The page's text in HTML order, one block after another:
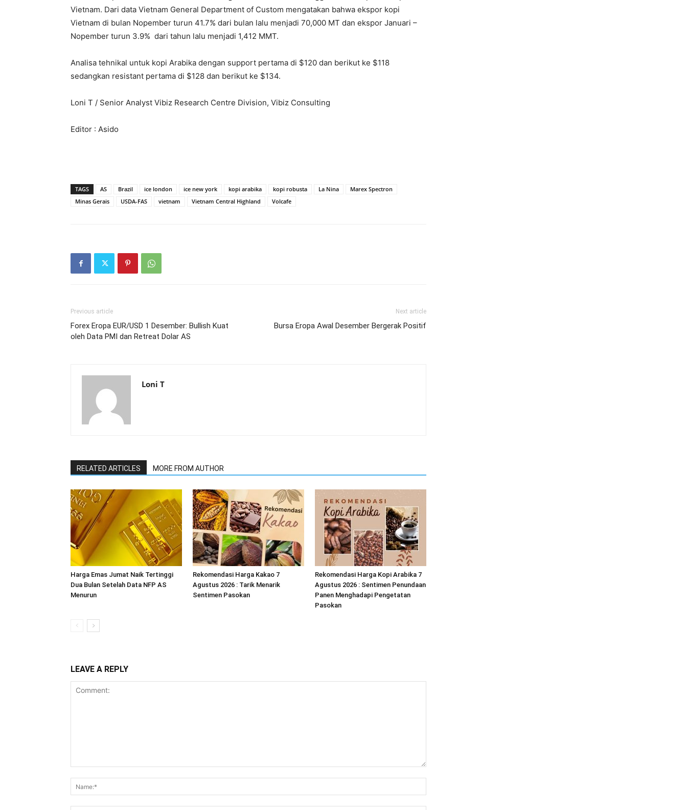
Vietnam. Dari data Vietnam General Department of Custom mengatakan bahwa ekspor kopi
Vietnam di bulan Nopember turun 41.7% dari bulan lalu menjadi 70,000 MT dan ekspor Januari –
Nopember turun 3.9% dari tahun lalu menjadi 1,412 MMT.
Analisa tehnikal untuk kopi Arabika dengan support pertama di $120 dan berikut ke $118
sedangkan resistant pertama di $128 dan berikut ke $134.
Loni T / Senior Analyst Vibiz Research Centre Division, Vibiz Consulting
Editor : Asido
TAGS AS Brazil ice london ice new york kopi arabika kopi robusta La Nina
Marex Spectron
Minas Gerais
USDA-FAS vietnam Vietnam Central Highland Volcafe
Previous article
Forex Eropa EUR/USD 1 Desember: Bullish Kuat
oleh Data PMI dan Retreat Dolar AS
Next article
Bursa Eropa Awal Desember Bergerak Positif
Loni T
RELATED ARTICLES MORE FROM AUTHOR
Harga Emas Jumat Naik Tertinggi
Dua Bulan Setelah Data NFP AS
Menurun
Rekomendasi Harga Kakao 7
Agustus 2026 : Tarik Menarik
Sentimen Pasokan
Rekomendasi Harga Kopi Arabika 7
Agustus 2026 : Sentimen Penundaan
Panen Menghadapi Pengetatan
Pasokan
LEAVE A REPLY